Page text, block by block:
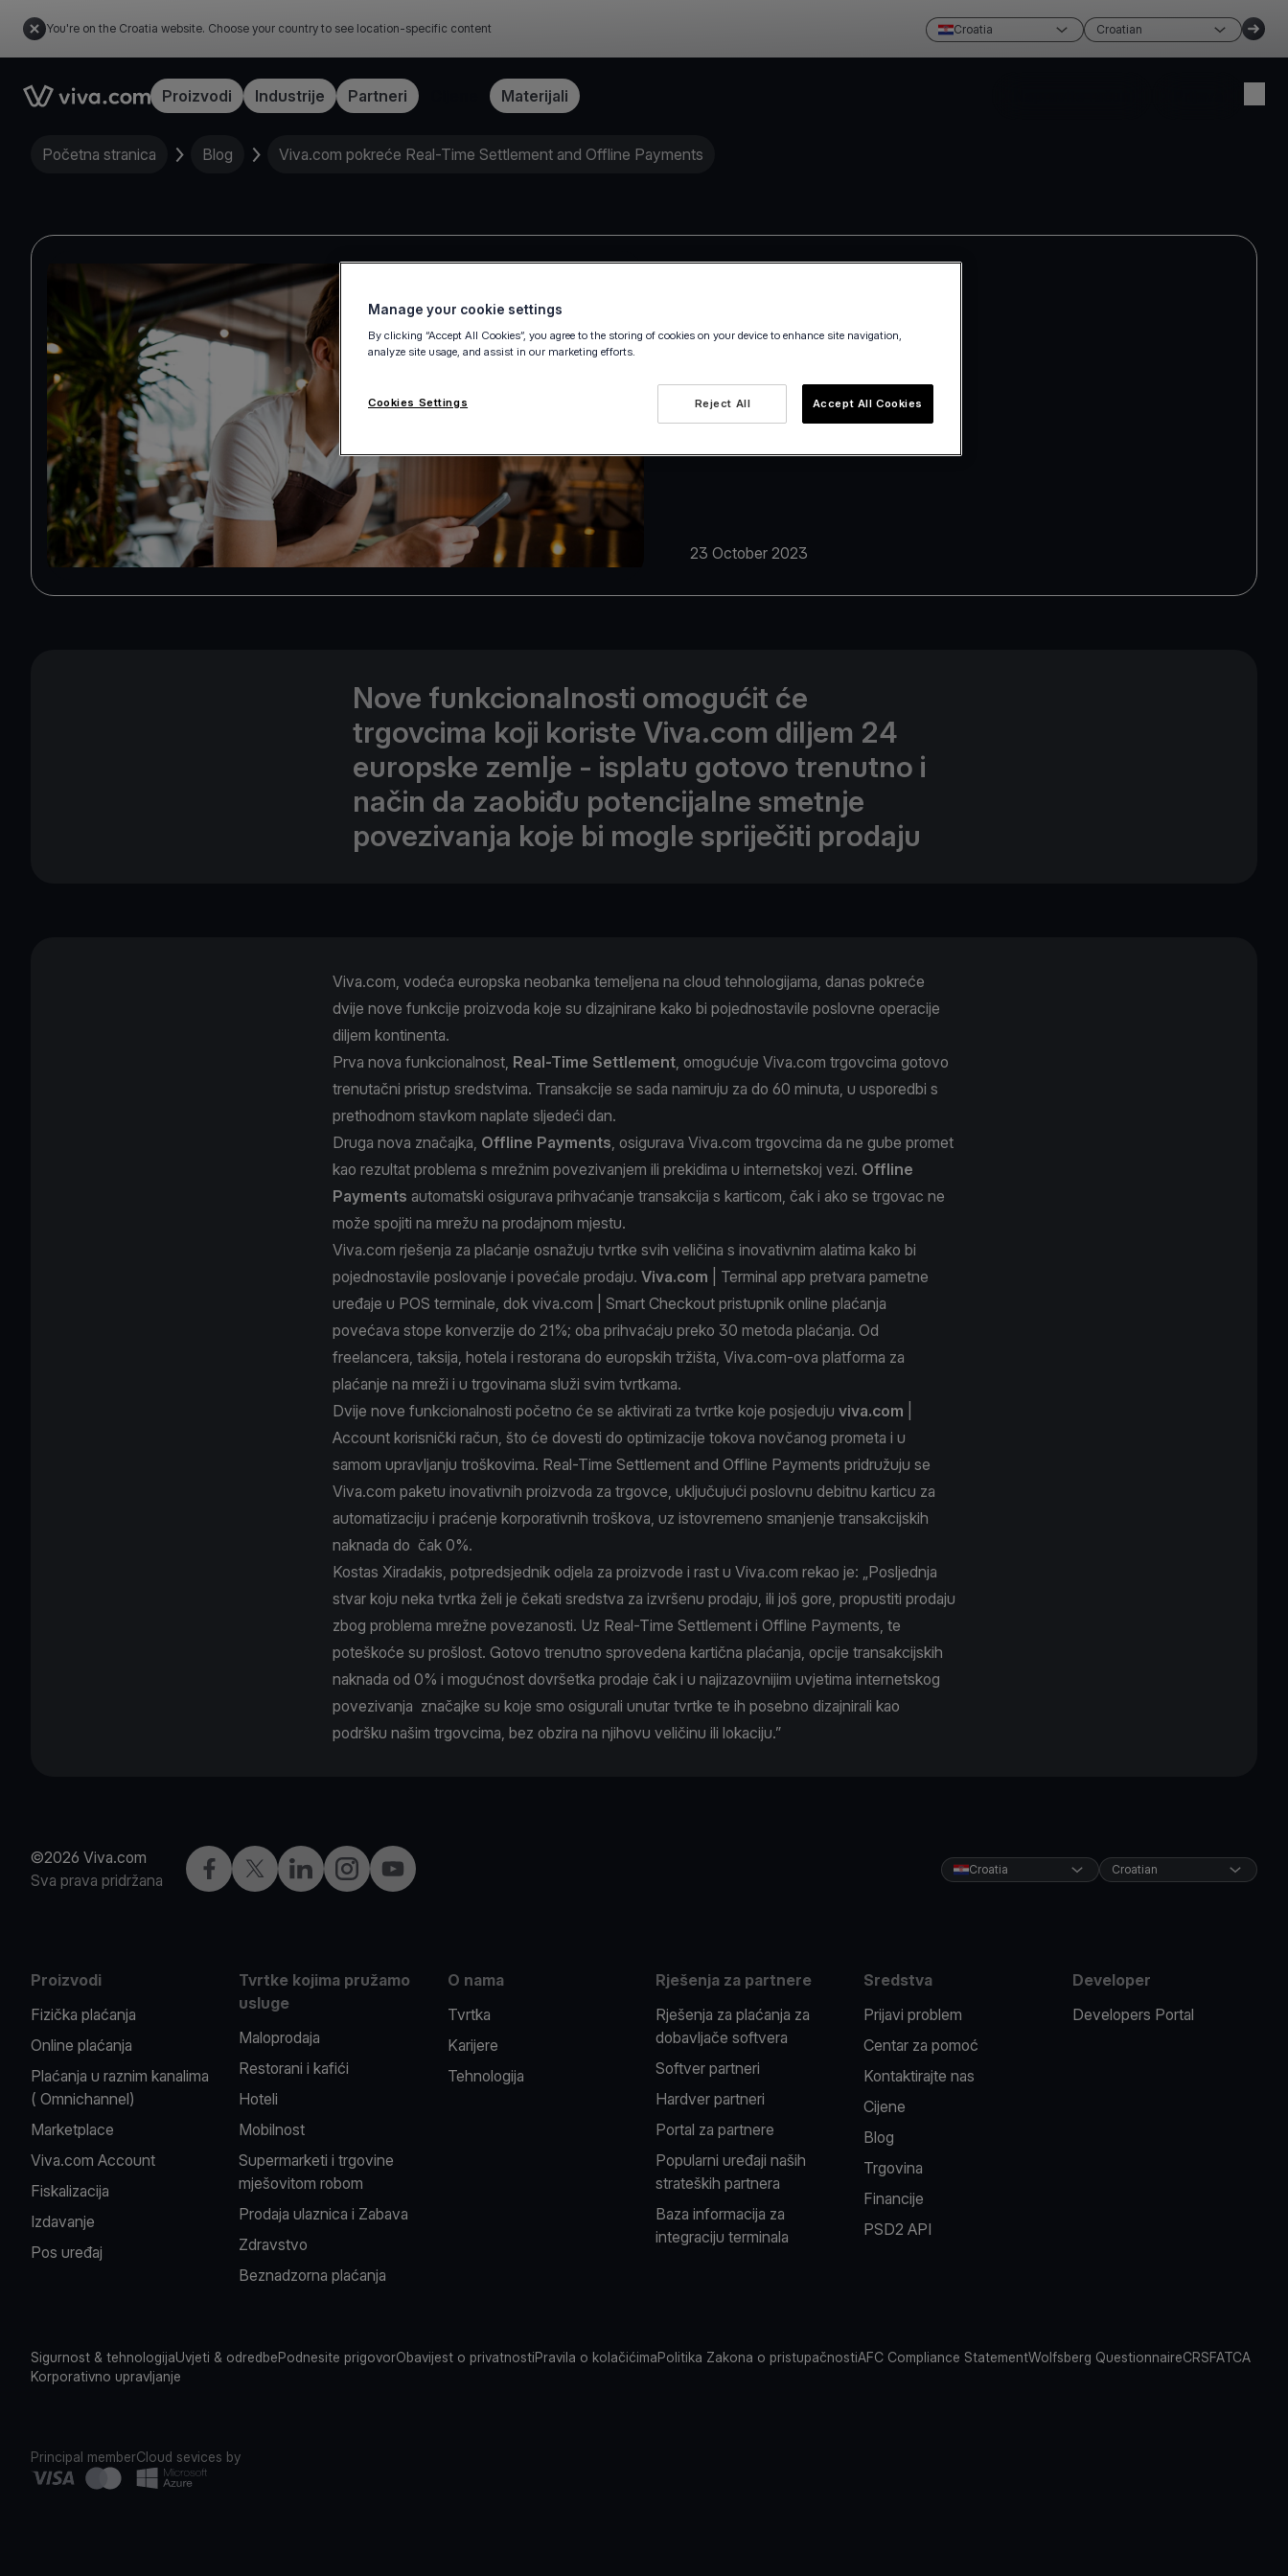
You're on the Croatia website. Choose your country to see location-specific content Croatia Croatian
Link to the homepageProizvodi Industrije Partneri Materijali
Početna stranica Blog Viva.com pokreće Real-Time Settlement and Offline Payments
23 October 2023
Nove funkcionalnosti omogućit će
trgovcima koji koriste Viva.com diljem 24
europske zemlje - isplatu gotovo trenutno i
način da zaobiđu potencijalne smetnje
povezivanja koje bi mogle spriječiti prodaju
Viva.com, vodeća europska neobanka temeljena na cloud tehnologijama, danas pokreće
dvije nove funkcije proizvoda koje su dizajnirane kako bi pojednostavile poslovne operacije
diljem kontinenta.
Prva nova funkcionalnost, Real-Time Settlement , omogućuje Viva.com trgovcima gotovo
trenutačni pristup sredstvima. Transakcije se sada namiruju za do 60 minuta, u usporedbi s
prethodnom stavkom naplate sljedeći dan.
Druga nova značajka, Offline Payments , osigurava Viva.com trgovcima da ne gube promet
kao rezultat problema s mrežnim povezivanjem ili prekidima u internetskoj vezi. Offline
Payments automatski osigurava prihvaćanje transakcija s karticom, čak i ako se trgovac ne
može spojiti na mrežu na prodajnom mjestu.
Viva.com rješenja za plaćanje osnažuju tvrtke svih veličina s inovativnim alatima kako bi
pojednostavile poslovanje i povećale prodaju. Viva.com | Terminal app pretvara pametne
uređaje u POS terminale, dok viva.com | Smart Checkout pristupnik online plaćanja
povećava stope konverzije do 21%; oba prihvaćaju preko 30 metoda plaćanja. Od
freelancera, taksija, hotela i restorana do europskih tržišta, Viva.com-ova platforma za
plaćanje na mreži i u trgovinama služi svim tvrtkama.
Dvije nove funkcionalnosti početno će se aktivirati za tvrtke koje posjeduju viva.com
Account korisnički račun, što će dovesti do optimizacije tokova novčanog prometa i u
samom upravljanju troškovima. Real-Time Settlement and Offline Payments pridružuju se
Viva.com paketu inovativnih proizvoda za trgovce, uključujući poslovnu debitnu karticu za
automatizaciju i praćenje korporativnih troškova, uz istovremeno smanjenje transakcijskih
naknada do čak 0%.
Kostas Xiradakis, potpredsjednik odjela za proizvode i rast u Viva.com rekao je: „Posljednja
stvar koju neka tvrtka želi je čekati sredstva za izvršenu prodaju, ili još gore, propustiti prodaju
zbog problema mrežne povezanosti. Uz Real-Time Settlement i Offline Payments, te
poteškoće su prošlost. Gotovo trenutno sprovedena kartična plaćanja, opcije transakcijskih
naknada od 0% i mogućnost dovršetka prodaje čak i u najizazovnijim uvjetima internetskog
povezivanja značajke su koje smo osigurali unutar tvrtke te ih posebno dizajnirali kao
podršku našim trgovcima, bez obzira na njihovu veličinu ili lokaciju.”
©2026 Viva.com
Sva prava pridržana
Facebook
X LinkedInInstagramYouTube Croatia Croatian
Proizvodi
Fizička plaćanja
Online plaćanja
Plaćanja u raznim kanalima
( Omnichannel)
Marketplace
Viva.com Account
Fiskalizacija
Izdavanje
Pos uređaj
Tvrtke kojima pružamo
usluge
Maloprodaja
Restorani i kafići
Hoteli
Mobilnost
Supermarketi i trgovine
mješovitom robom
Prodaja ulaznica i Zabava
Zdravstvo
Beznadzorna plaćanja
O nama
Tvrtka
Karijere
Tehnologija
Rješenja za partnere
Rješenja za plaćanja za
dobavljače softvera
Softver partneri
Hardver partneri
Portal za partnere
Popularni uređaji naših
strateških partnera
Baza informacija za
integraciju terminala
Sredstva
Prijavi problem
Centar za pomoć
Kontaktirajte nas
Cijene
Blog
Trgovina
Financije
PSD2 API
Developer
Developers Portal
Sigurnost & tehnologijaUvjeti & odredbePodnesite prigovorObavijest o privatnostiPravila o kolačićimaPolitika Zakona o pristupačnostiAFC Compliance StatementWolfsberg QuestionnaireCRSFATCA
Korporativno upravljanje
Principal memberCloud sevices by
Manage your cookie settings
By clicking “Accept All Cookies”, you agree to the storing of cookies on your device to enhance site navigation,
analyze site usage, and assist in our marketing efforts.
Reject All Accept All Cookies
Cookies Settings